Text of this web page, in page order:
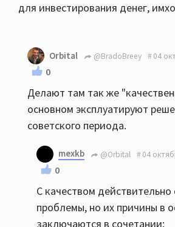
для инвестирования денег,
Orbital @BradoBreey 04
0
Делают там так же
основном эксплуатируют
советского периода.
mexkb @Orbital 04
0
С качеством
проблемы, но их причины в
заключаются в сочетании: